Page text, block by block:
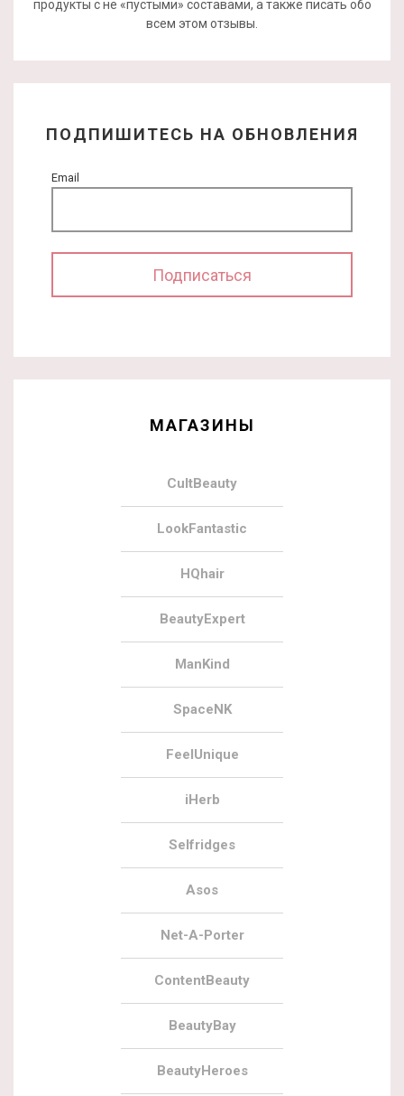
продукты с не «пустыми» составами, а также писать обо
всем этом отзывы.
ПОДПИШИТЕСЬ НА ОБНОВЛЕНИЯ
Email
МАГАЗИНЫ
CultBeauty
LookFantastic
HQhair
BeautyExpert
ManKind
SpaceNK
FeelUnique
iHerb
Selfridges
Asos
Net-A-Porter
ContentBeauty
BeautyBay
BeautyHeroes